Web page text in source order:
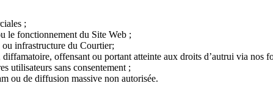
;
le fonctionnement du Site Web ;
ou infrastructure du Courtier;
offensant ou portant atteinte aux droits d’autrui via nos
utilisateurs sans consentement ;
ou de diffusion massive non autorisée.